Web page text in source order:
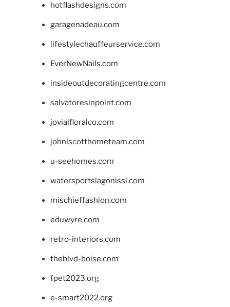
hotflashdesigns.com
garagenadeau.com
lifestylechauffeurservice.com
EverNewNails.com
insideoutdecoratingcentre.com
salvatoresinpoint.com
jovialfloralco.com
johnlscotthometeam.com
u-seehomes.com
watersportslagonissi.com
mischieffashion.com
eduwyre.com
retro-interiors.com
theblvd-boise.com
fpet2023.org
e-smart2022.org